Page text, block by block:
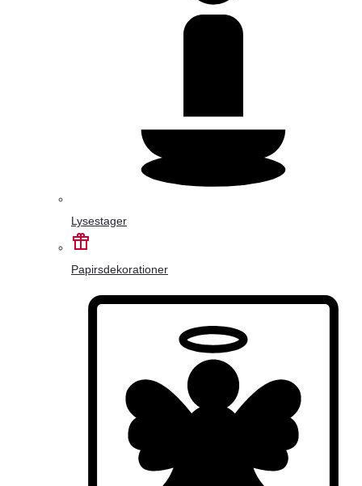
Lysestager
Papirsdekorationer